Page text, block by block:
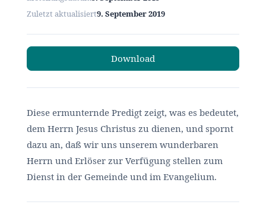
Zuletzt aktualisiert9. September 2019
Download
Diese ermunternde Predigt zeigt, was es bedeutet,
dem Herrn Jesus Christus zu dienen, und spornt
dazu an, daß wir uns unserem wunderbaren
Herrn und Erlöser zur Verfügung stellen zum
Dienst in der Gemeinde und im Evangelium.